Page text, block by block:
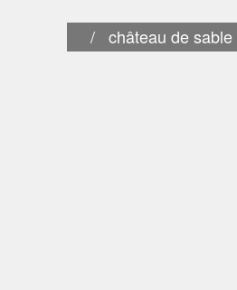
/ château de sable